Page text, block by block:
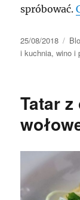
spróbować.
Data
publikacji
25/08/2018
i kuchnia,wino i
Tatar